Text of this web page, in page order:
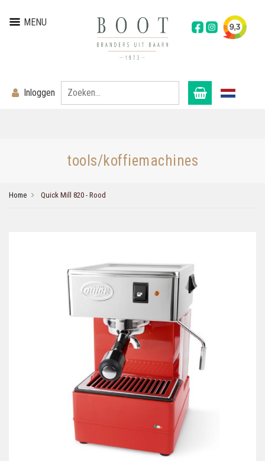
MENU
Inloggen
tools/koffiemachines
Home Quick Mill 820 - Rood